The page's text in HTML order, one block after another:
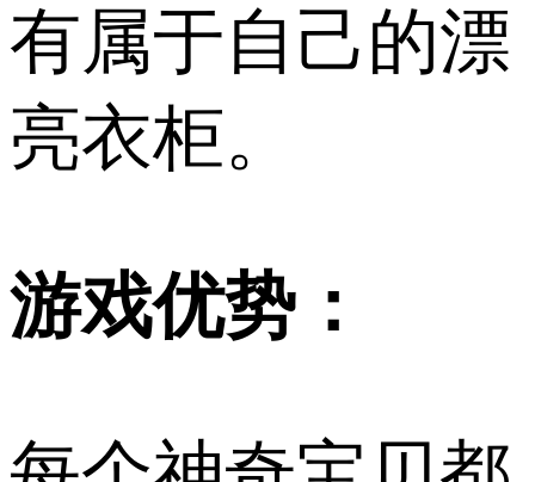
有属于自己的漂
亮衣柜。
游戏优势：